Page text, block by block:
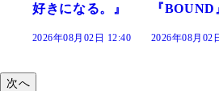
『BOUND』
2026年08月02日 12:35
『
2026年08月02
次へ